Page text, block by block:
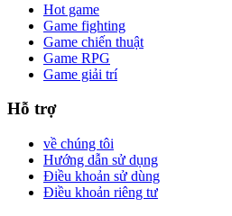
Hot game
Game fighting
Game chiến thuật
Game RPG
Game giải trí
Hỗ trợ
về chúng tôi
Hướng dẫn sử dụng
Điều khoản sử dùng
Điều khoản riêng tư